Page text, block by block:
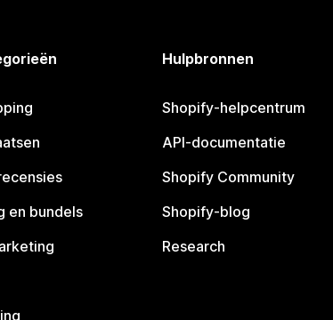
en bundels
Hulpbronnen
Shopify-helpcentrum
API-documentatie
Shopify Community
Shopify-blog
Research